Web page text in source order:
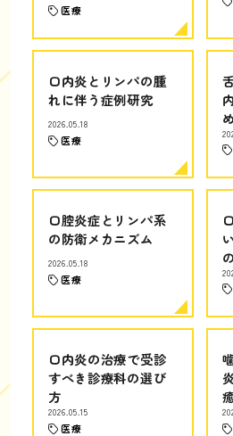
医療
口内炎とリンパの腫
れに伴う症例研究
2026.05.18
医療
口腔炎症とリンパ系
の防衛メカニズム
2026.05.18
医療
口内炎の治療で受診
すべき診療科の選び
方
2026.05.15
医療